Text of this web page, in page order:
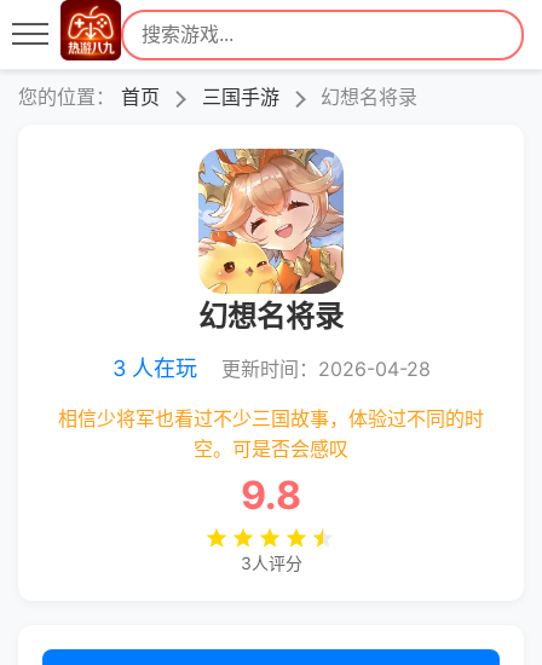
您的位置： 首页 三国手游 幻想名将录
幻想名将录
3 人在玩 更新时间：2026-04-28
相信少将军也看过不少三国故事，体验过不同的时
空。可是否会感叹
9.8
3人评分